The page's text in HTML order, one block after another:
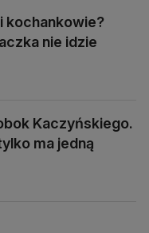
kochankowie?
nie idzie
Kaczyńskiego.
ma jedną